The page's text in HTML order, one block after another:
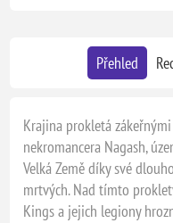
Přehled
Krajina prokletá
nekromancera Nagash,
Velká Země díky své
mrtvých. Nad tímto
Kings a jejich legiony